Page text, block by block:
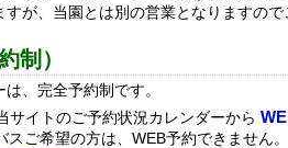
すが、当園とは別の営業となりますの
制）
、完全予約制です。
サイトのご予約状況カレンダーから
スご希望の方は、WEB予約できません